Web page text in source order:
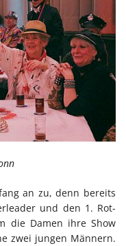
an zu, denn bereits
und den 1. Rot-
die Damen ihre Show
zwei jungen Männern.